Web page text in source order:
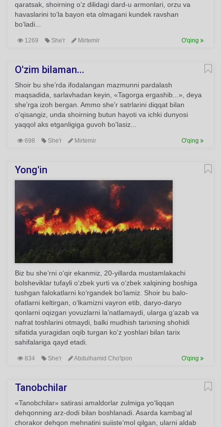
qaratsak, shoirning o‘z dilidagi dard-u armonlari, orzu va
havaslarini to‘la bayon eta olmagani kundek ravshan
bo‘ladi...
1269 She'r Mirtemir O'qing
O'zim bilaman...
Shoir bu she’rda ifodalangan mazmunni pardalash
maqsadida, sarlavhadan keyin, «Tagorga ergashib...», deya
she’rga izoh bergan. Ammo she'r satrlarini diqqat bilan
o'qisangiz, unda shoirning butun hayoti va ichki dunyosi
yaqqol aks etganligiga guvoh bo'lasiz...
698 She'r Mirtemir O'qing
Yong'in
Biz bu she’rni o‘qir ekanmiz, 20-yillarda mustamlakachi
bolsheviklar tufayli o‘zbek yurti va o‘zbek xalqining boshiga
tushgan falokatlarni ko‘rgandek bo‘lamiz. Shoir bu balo-
ofatlarni keltirgan, o‘lkamizni vayron etib, daryo-daryo
qonlarni oqizgan yovuzlarni la’natlamaydi, ularga g‘azab va
nafrat toshlarini otmaydi, balki mudhish tarixning shohidi
sifatida yuragidan oqib turgan ko‘z yoshlari bilan tarix
sahifalariga qayd etadi.
834 She'r Abdulhamid Cho'lpon O'qing
Tanobchilar
«Tanobchilar» satirasi amaldorlar zulmiga yo‘liqqan
dehqonning arz-dodi bilan boshlanadi. Asarda kambag‘al
chorakor dehqon mehnatini suiiste’mol qilgan, ularni aldab